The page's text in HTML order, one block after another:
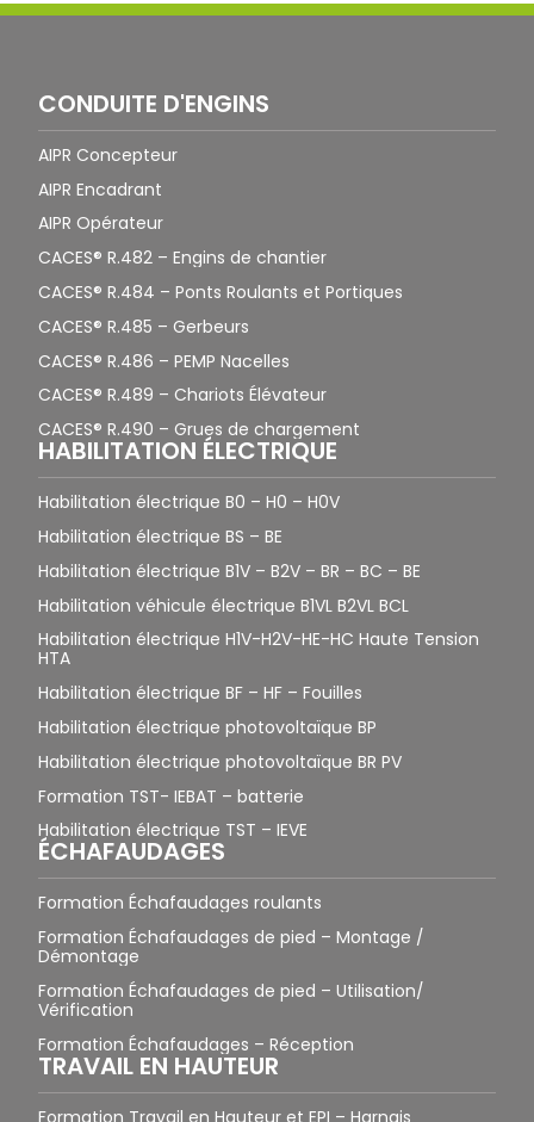
CONDUITE D'ENGINS
AIPR Concepteur
AIPR Encadrant
AIPR Opérateur
CACES® R.482 – Engins de chantier
CACES® R.484 – Ponts Roulants et Portiques
CACES® R.485 – Gerbeurs
CACES® R.486 – PEMP Nacelles
CACES® R.489 – Chariots Élévateur
CACES® R.490 – Grues de chargement
HABILITATION ÉLECTRIQUE
Habilitation électrique B0 – H0 – H0V
Habilitation électrique BS – BE
Habilitation électrique B1V – B2V – BR – BC – BE
Habilitation véhicule électrique B1VL B2VL BCL
Habilitation électrique H1V-H2V-HE-HC Haute Tension
HTA
Habilitation électrique BF – HF – Fouilles
Habilitation électrique photovoltaïque BP
Habilitation électrique photovoltaïque BR PV
Formation TST- IEBAT – batterie
Habilitation électrique TST – IEVE
ÉCHAFAUDAGES
Formation Échafaudages roulants
Formation Échafaudages de pied – Montage /
Démontage
Formation Échafaudages de pied – Utilisation/
Vérification
Formation Échafaudages – Réception
TRAVAIL EN HAUTEUR
Formation Travail en Hauteur et EPI – Harnais